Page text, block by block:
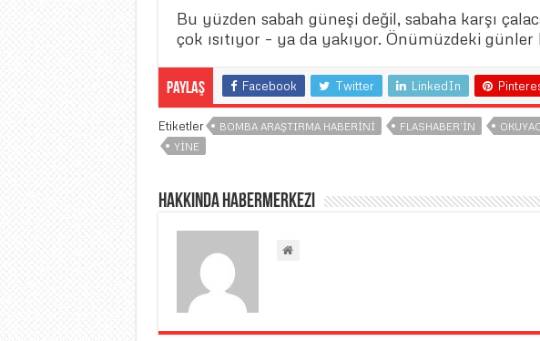
Bu yüzden sabah güneşi değil, sabaha karşı
çok ısıtıyor – ya da yakıyor. Önümüzdeki
Paylaş Facebook Twitter LinkedIn
Etiketler BOMBA ARAŞTIRMA HABERINI FLASHABER’IN
YINE
Hakkında habermerkezi